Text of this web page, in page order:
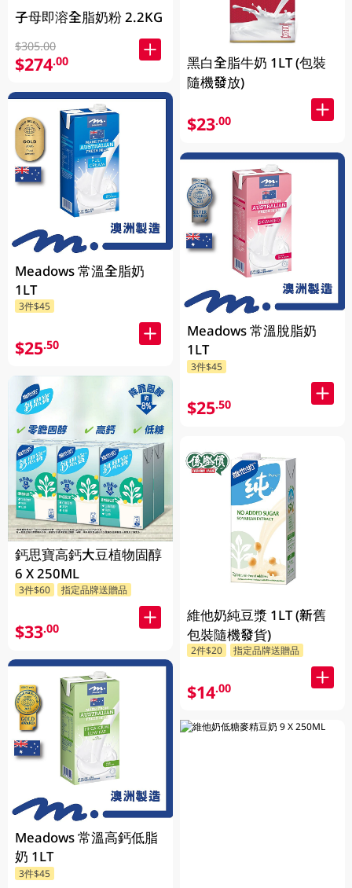
子母即溶全脂奶粉 2.2KG
$305.00
$274.00
Meadows 常溫全脂奶
1LT
3件$45
$25.50
鈣思寶高鈣大豆植物固醇
6 X 250ML
3件$60 指定品牌送贈品
$33.00
Meadows 常溫高鈣低脂
奶 1LT
3件$45
黑白全脂牛奶 1LT (包裝
隨機發放)
$23.00
Meadows 常溫脫脂奶
1LT
3件$45
$25.50
維他奶純豆漿 1LT (新舊
包裝隨機發貨)
2件$20 指定品牌送贈品
$14.00